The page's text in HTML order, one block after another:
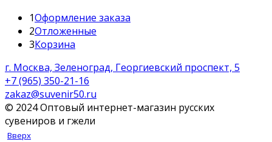
1Оформление заказа
2Отложенные
3Корзина
г. Москва, Зеленоград, Георгиевский проспект, 5
+7 (965) 350-21-16
zakaz@suvenir50.ru
© 2024 Оптовый интернет-магазин русских
сувениров и гжели
Вверх